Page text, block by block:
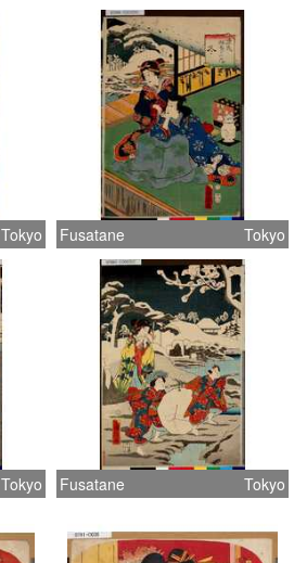
Tokyo Fusatane Tokyo
Tokyo Fusatane Tokyo